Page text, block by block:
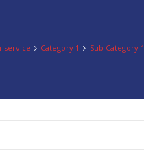
service Category 1 Sub Category 1